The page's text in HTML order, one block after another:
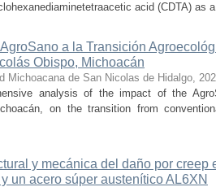
acid (CDTA) as
a la Transición
Obispo, Michoacán
Michoacana de San Nicolas de Hidalgo,
analysis of the impact of the
on the transition from
y mecánica del daño por creep
un acero súper austenítico AL6XN